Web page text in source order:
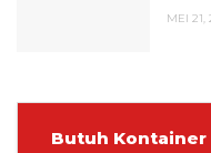
MEI 21,
Butuh Kontainer